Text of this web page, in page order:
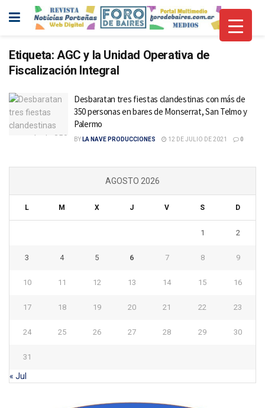
Etiqueta: AGC y la Unidad Operativa de
Fiscalización Integral
Desbaratan tres fiestas clandestinas con más de
350 personas en bares de Monserrat, San Telmo y
Palermo
BY LA NAVE PRODUCCIONES 12 DE JULIO DE 2021 0
AGOSTO 2026
L M X J V S D
1 2
3 4 5 6 7 8 9
10 11 12 13 14 15 16
17 18 19 20 21 22 23
24 25 26 27 28 29 30
31
« Jul